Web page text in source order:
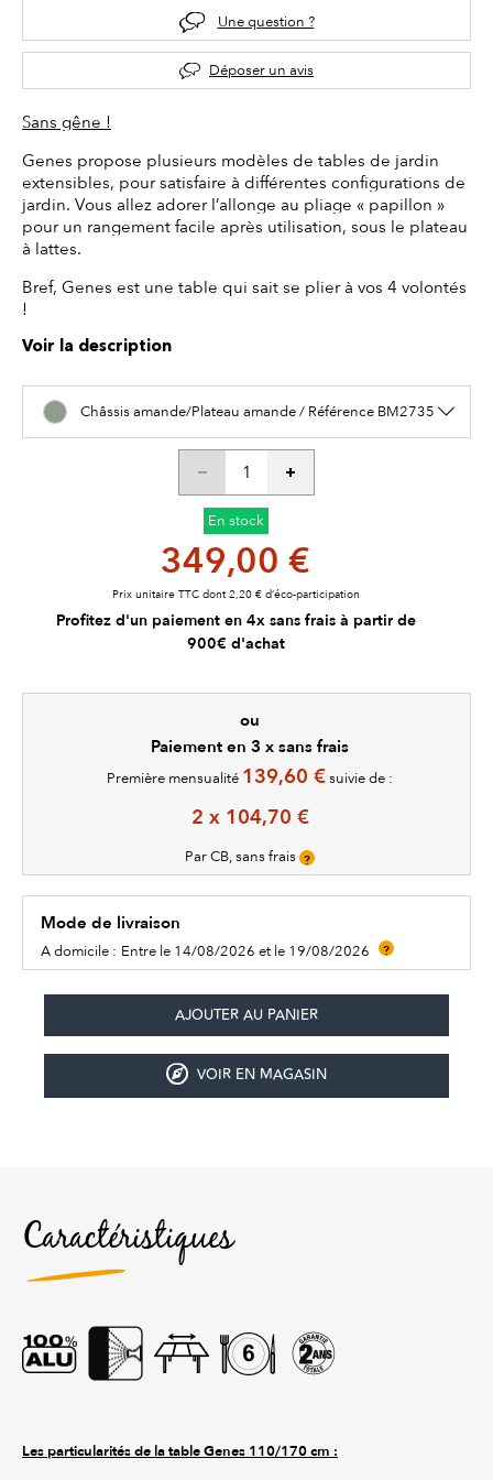
Une question ?
Déposer un avis
Sans gêne !
Genes propose plusieurs modèles de tables de jardin
extensibles, pour satisfaire à différentes configurations de
jardin. Vous allez adorer l’allonge au pliage « papillon »
pour un rangement facile après utilisation, sous le plateau
à lattes.
Bref, Genes est une table qui sait se plier à vos 4 volontés
!
Voir la description
Châssis amande/Plateau amande / Référence BM2735
En stock
349,00 €
Prix unitaire TTC dont 2,20 € d’éco-participation
Profitez d'un paiement en 4x sans frais à partir de
900€ d'achat
ou
Paiement en 3 x sans frais
Première mensualité 139,60 € suivie de :
2 x 104,70 €
Par CB, sans frais ?
Mode de livraison
A domicile : Entre le 14/08/2026 et le 19/08/2026 ?
VOIR EN MAGASIN
Caractéristiques
Les particularités de la table Genes 110/170 cm :